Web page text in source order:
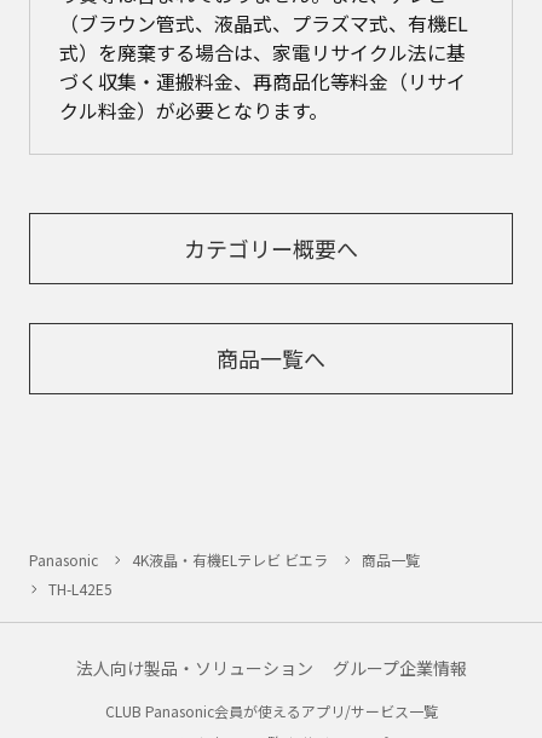
（ブラウン管式、液晶式、プラズマ式、有機EL
式）を廃棄する場合は、家電リサイクル法に基
づく収集・運搬料金、再商品化等料金（リサイ
クル料金）が必要となります。
カテゴリー概要へ
商品一覧へ
Panasonic 4K液晶・有機ELテレビ ビエラ
商品一覧
TH-L42E5
法人向け製品・ソリューション グループ企業情報
CLUB Panasonic会員が使えるアプリ/サービス一覧